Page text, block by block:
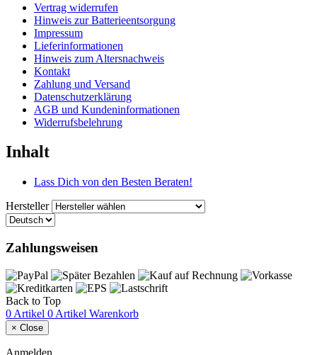
Vertrag widerrufen
Hinweis zur Batterieentsorgung
Impressum
Lieferinformationen
Hinweis zum Altersnachweis
Kontakt
Zahlung und Versand
Datenschutzerklärung
AGB und Kundeninformationen
Widerrufsbelehrung
Inhalt
Lass Dich von den Besten Beraten!
Hersteller
Zahlungsweisen
Back to Top
0 Artikel 0 Artikel Warenkorb
× Close
Anmelden